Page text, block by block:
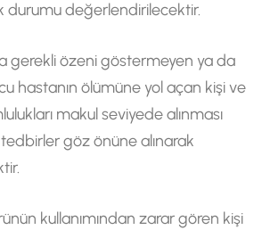
durumu değerlendirilecektir.
gerekli özeni göstermeyen ya da
hastanın ölümüne yol açan kişi ve
makul seviyede alınması
göz önüne alınarak
kullanımından zarar gören kişi